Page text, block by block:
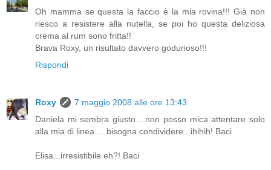
Oh mamma se questa la faccio è la mia rovina!!! Già non
riesco a resistere alla nutella, se poi ho questa deliziosa
crema al rum sono fritta!!
Brava Roxy, un risultato davvero godurioso!!!
Rispondi
Roxy
7 maggio 2008 alle ore 13:43
Daniela mi sembra giusto....non posso mica attentare solo
alla mia di linea.....bisogna condividere...ihihih! Baci
Elisa...irresistibile eh?! Baci